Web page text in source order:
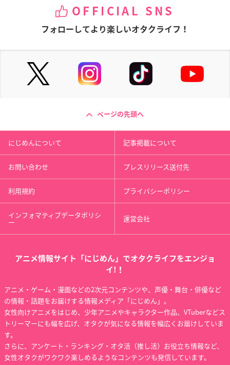
OFFICIAL SNS
フォローしてより楽しいオタクライフ！
ページの先頭へ
にじめんについて 記事掲載について
お問い合わせ プレスリリース送付先
利用規約 プライバシーポリシー
インフォマティブデータポリシ
ー 運営会社
アニメ情報サイト「にじめん」でオタクライフをエンジョ
イ!！
アニメ・ゲーム・漫画などの2次元コンテンツや、声優・舞台・俳優など
の情報・話題をお届けする情報メディア「にじめん」。
女性向けアニメをはじめ、少年アニメやキャラクター作品、VTuberなどス
トリーマーにも幅を広げ、オタクが気になる情報を幅広くお届けしていま
す。
さらに、アンケート・ランキング・オタ活（推し活）お役立ち情報など、
女性オタクがワクワク楽しめるようなコンテンツも発信しています。